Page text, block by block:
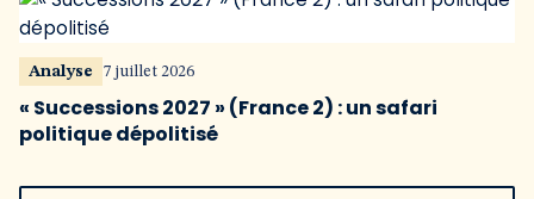
Analyse 7 juillet 2026
« Successions 2027 » (France 2) : un safari
politique dépolitisé